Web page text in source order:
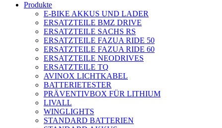
Produkte
E-BIKE AKKUS UND LADER
ERSATZTEILE BMZ DRIVE
ERSATZTEILE SACHS RS
ERSATZTEILE FAZUA RIDE 50
ERSATZTEILE FAZUA RIDE 60
ERSATZTEILE NEODRIVES
ERSATZTEILE TQ
AVINOX LICHTKABEL
BATTERIETESTER
PRÄVENTIVBOX FÜR LITHIUM
LIVALL
WINGLIGHTS
STANDARD BATTERIEN